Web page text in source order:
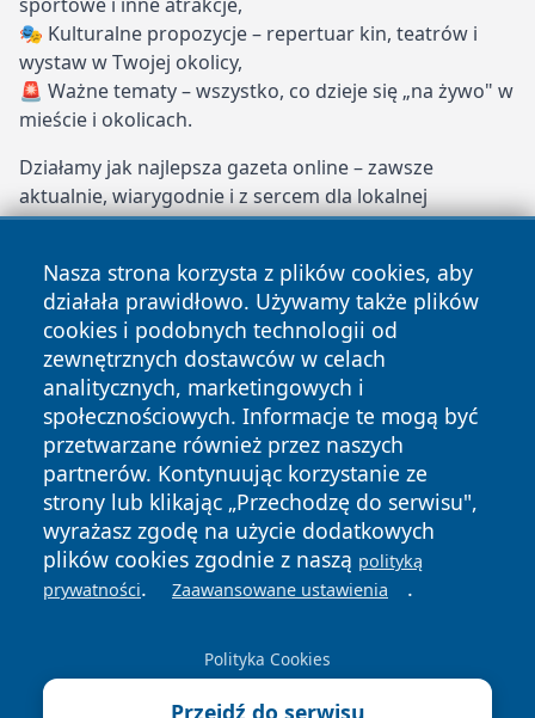
Nasza strona korzysta z plików cookies, aby
działała prawidłowo. Używamy także plików
cookies i podobnych technologii od
zewnętrznych dostawców w celach
analitycznych, marketingowych i
społecznościowych. Informacje te mogą być
przetwarzane również przez naszych
partnerów. Kontynuując korzystanie ze
strony lub klikając „Przechodzę do serwisu",
wyrażasz zgodę na użycie dodatkowych
plików cookies zgodnie z naszą polityką
prywatności. Zaawansowane ustawienia .
Polityka Cookies
Przejdź do serwisu
sportowe i inne atrakcje,
🎭 Kulturalne propozycje – repertuar kin, teatrów i
wystaw w Twojej okolicy,
🚨 Ważne tematy – wszystko, co dzieje się „na żywo" w
mieście i okolicach.
Działamy jak najlepsza gazeta online – zawsze
aktualnie, wiarygodnie i z sercem dla lokalnej
społeczności. Dołącz do naszych stałych czytelników i
wrotatarnowa.pl – Twoje miejskie oko i ucho!
Copyright © 2026 wrotatarnowa.pl Wszystkie prawa
zastrzeżone.
News Autorzy
Polityka
Prywatności
Polityka
Cookies